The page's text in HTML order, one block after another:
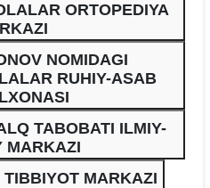
ORTOPEDIYA
NOMIDAGI
RUHIY-ASAB
TABOBATI ILMIY-
MARKAZI
MARKAZI